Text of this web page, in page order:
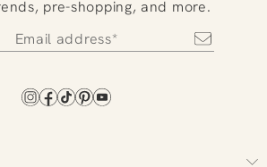
pre-shopping, and more.